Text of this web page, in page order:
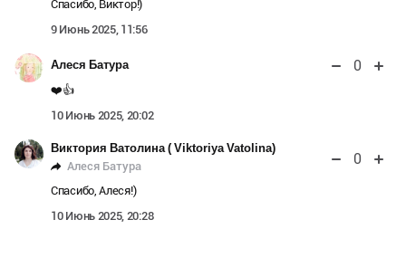
Спасибо, Виктор!)
9 Июнь 2025, 11:56
Алеся Батура 0
❤️👍
10 Июнь 2025, 20:02
Виктория Ватолина ( Viktoriya Vatolina)
Алеся Батура
0
Спасибо, Алеся!)
10 Июнь 2025, 20:28